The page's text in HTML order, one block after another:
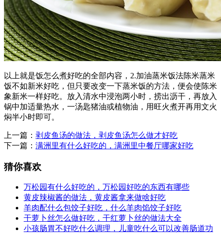
以上就是饭怎么煮好吃的全部内容，2.加油蒸米饭法陈米蒸米
饭不如新米好吃，但只要改变一下蒸米饭的方法，便会使陈米
象新米一样好吃。放入清水中浸泡两小时，捞出沥干，再放入
锅中加适量热水，一汤匙猪油或植物油，用旺火煮开再用文火
焖半小时即可。
上一篇： 剥皮鱼汤的做法，剥皮鱼汤怎么做才好吃
下一篇： 满洲里有什么好吃的，满洲里中餐厅哪家好吃
猜你喜欢
万松园有什么好吃的，万松园好吃的东西有哪些
黄皮辣椒酱的做法，黄皮酱拿来做啥好吃
羊肉配什么包饺子好吃，什么羊肉馅饺子好吃
干萝卜丝怎么做好吃，干红萝卜丝的做法大全
小孩肠胃不好吃什么调理，儿童吃什么可以改善肠道功